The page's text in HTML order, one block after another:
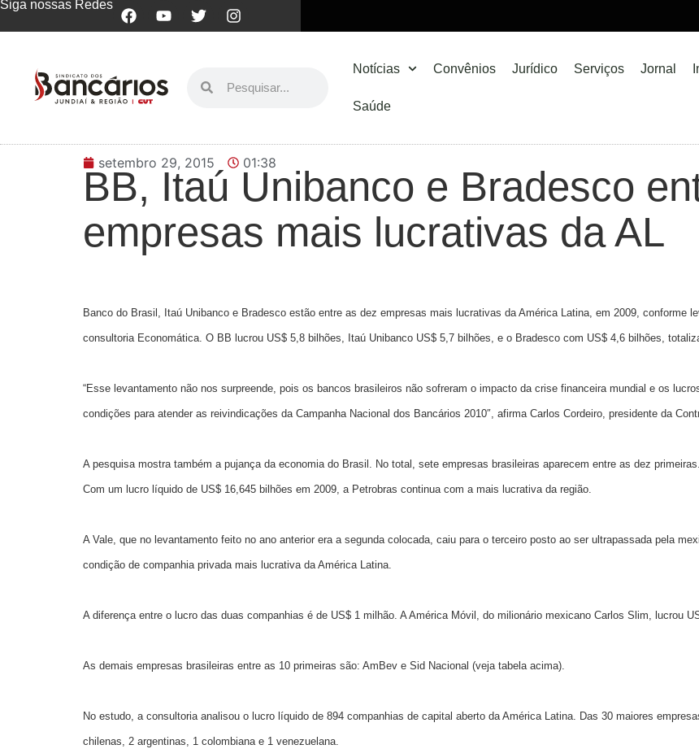
Siga nossas Redes
Notícias Convênios Jurídico Serviços Jornal
Saúde
setembro 29, 2015 01:38
BB, Itaú Unibanco e Bradesco
empresas mais lucrativas da AL
Banco do Brasil, Itaú Unibanco e Bradesco estão entre as dez empresas mais lucrativas da América Latina, em 2009, conforme
consultoria Economática. O BB lucrou US$ 5,8 bilhões, Itaú Unibanco US$ 5,7 bilhões, e o Bradesco com US$ 4,6 bilhões,
“Esse levantamento não nos surpreende, pois os bancos brasileiros não sofreram o impacto da crise financeira mundial e os
condições para atender as reivindicações da Campanha Nacional dos Bancários 2010″, afirma Carlos Cordeiro, presidente da
A pesquisa mostra também a pujança da economia do Brasil. No total, sete empresas brasileiras aparecem entre as dez
Com um lucro líquido de US$ 16,645 bilhões em 2009, aPetrobras continua com a mais lucrativa da região.
A Vale, que no levantamento feito no ano anterior era a segunda colocada, caiu para o terceiro posto ao ser ultrapassada pela
condição de companhia privada mais lucrativa da América Latina.
A diferença entre o lucro das duas companhias é de US$ 1 milhão. A América Móvil, do milionário mexicano Carlos Slim, lucrou
As demais empresas brasileiras entre as 10 primeiras são: AmBev e Sid Nacional (veja tabela acima).
No estudo, a consultoria analisou o lucro líquido de 894 companhias de capital aberto da América Latina. Das 30 maiores
chilenas, 2 argentinas, 1 colombiana e 1 venezuelana.